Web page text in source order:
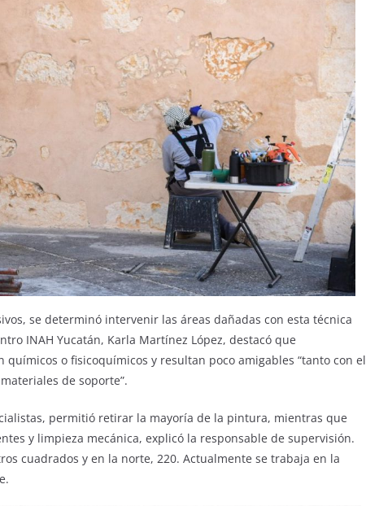
se determinó intervenir las áreas dañadas con esta técnica
INAH Yucatán, Karla Martínez López, destacó que
o fisicoquímicos y resultan poco amigables “tanto con el
de soporte”.
permitió retirar la mayoría de la pintura, mientras que
y limpieza mecánica, explicó la responsable de supervisión.
cuadrados y en la norte, 220. Actualmente se trabaja en la